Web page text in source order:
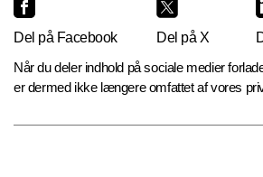
Del på Facebook Del på X
Når du deler indhold på sociale medier
er dermed ikke længere omfattet af vores